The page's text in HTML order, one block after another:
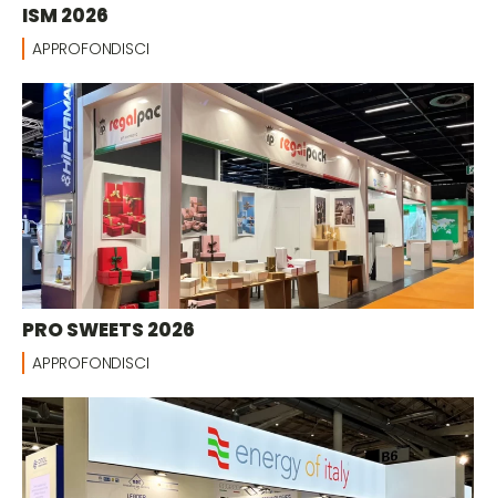
ISM 2026
APPROFONDISCI
PRO SWEETS 2026
APPROFONDISCI